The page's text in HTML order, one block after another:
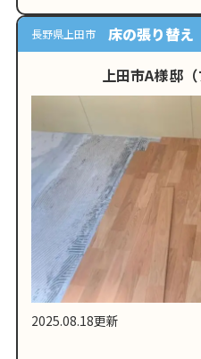
暮らし方を見据えてリフォ…
長野県上田市
床の張り替え
上田市A様邸
2025.08.18更新